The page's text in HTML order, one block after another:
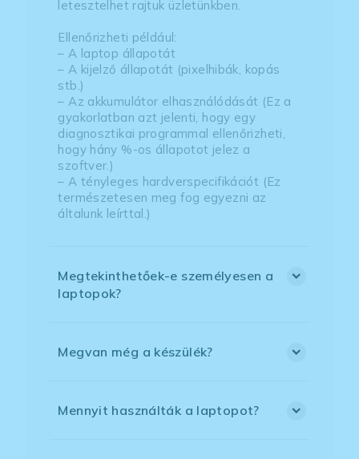
letesztelhet rajtuk üzletünkben.
Ellenőrizheti például:
– A laptop állapotát
– A kijelző állapotát (pixelhibák, kopás
stb.)
– Az akkumulátor elhasználódását (Ez a
gyakorlatban azt jelenti, hogy egy
diagnosztikai programmal ellenőrizheti,
hogy hány %-os állapotot jelez a
szoftver.)
– A tényleges hardverspecifikációt (Ez
természetesen meg fog egyezni az
általunk leírttal.)
Megtekinthetőek-e személyesen a
laptopok?
Megvan még a készülék?
Mennyit használták a laptopot?